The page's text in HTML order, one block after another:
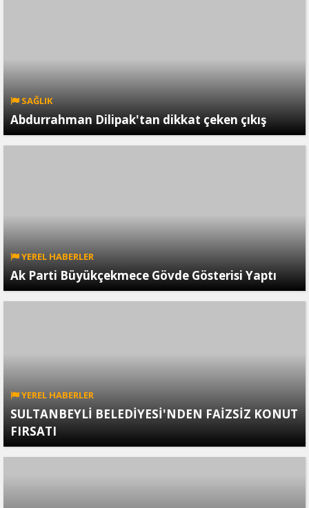
SAĞLIK
Abdurrahman Dilipak'tan dikkat çeken çıkış
YEREL HABERLER
Ak Parti Büyükçekmece Gövde Gösterisi Yaptı
YEREL HABERLER
SULTANBEYLİ BELEDİYESİ'NDEN FAİZSİZ KONUT
FIRSATI